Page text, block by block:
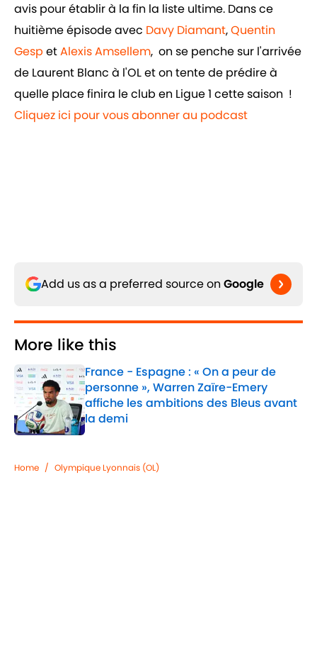
avis pour établir à la fin la liste ultime. Dans ce
huitième épisode avec Davy Diamant,Quentin
Gesp etAlexis Amsellem, on se penche sur l'arrivée
de Laurent Blanc à l'OL et on tente de prédire à
quelle place finira le club en Ligue 1 cette saison !
Cliquez ici pour vous abonner au podcast
Add us as a preferred source on Google
More like this
France - Espagne : « On a peur de
personne », Warren Zaïre-Emery
affiche les ambitions des Bleus avant
la demi
Published by on Invalid Date
Home / Olympique Lyonnais (OL)